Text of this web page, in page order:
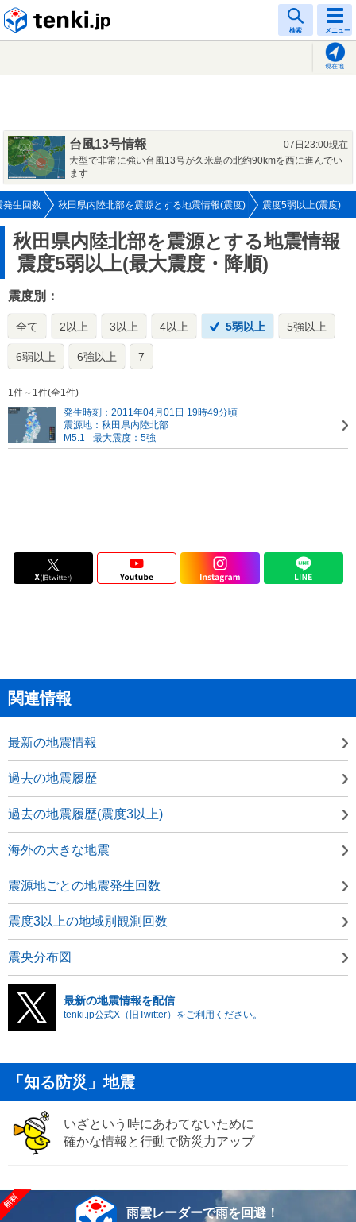
検索 メニュー
現在地
台風13号情報
07日23:00現在
大型で非常に強い台風13号が久米島の北約90kmを西に進んでい
ます
発生回数 秋田県内陸北部を震源とする地震情報(震度) 震度5弱以上(震度)
秋田県内陸北部を震源とする地震情報
震度5弱以上(最大震度・降順)
震度別：
全て 2以上 3以上 4以上 5弱以上 5強以上
6弱以上 6強以上 7
1件～1件(全1件)
発生時刻：2011年04月01日 19時49分頃
震源地：秋田県内陸北部
M5.1
最大震度：5強
関連情報
最新の地震情報
過去の地震履歴
過去の地震履歴(震度3以上)
海外の大きな地震
震源地ごとの地震発生回数
震度3以上の地域別観測回数
震央分布図
最新の地震情報を配信
tenki.jp公式X（旧Twitter）をご利用ください。
「知る防災」地震
いざという時にあわてないために
確かな情報と行動で防災力アップ
雨雲レーダーで雨を回避！